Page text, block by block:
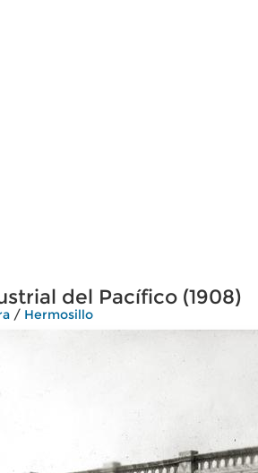
del Pacífico (1908)
/ Hermosillo